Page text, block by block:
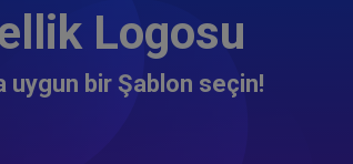
Logosu
uygun bir Şablon seçin!